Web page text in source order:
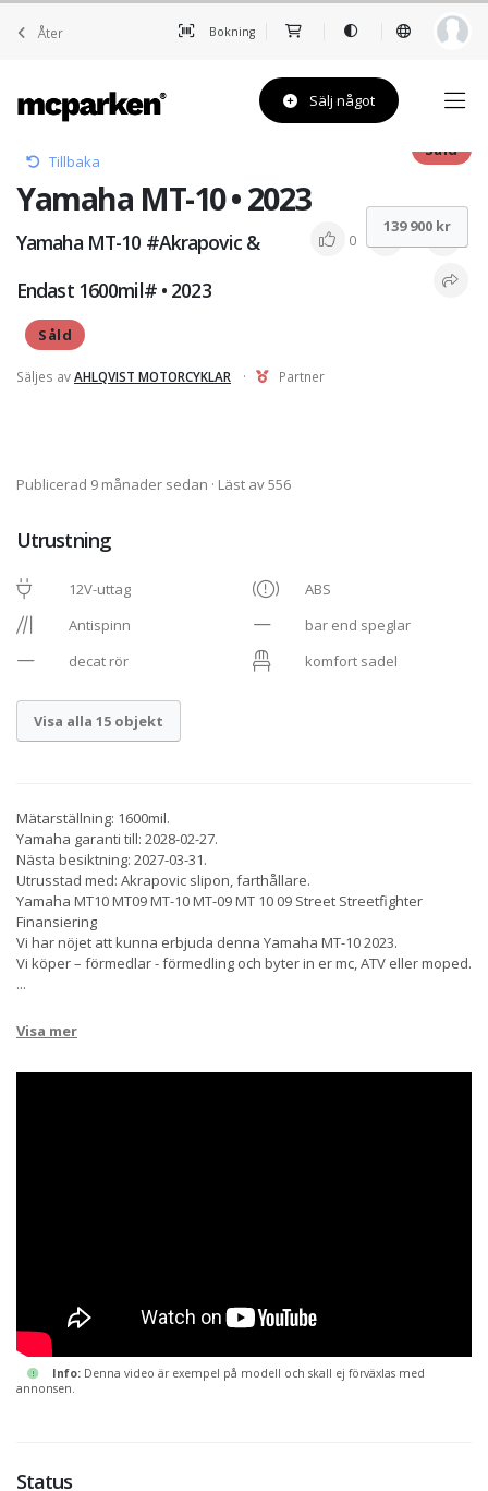
Åter Bokning
Sälj något
Tillbaka
Yamaha MT-10 • 2023
Såld
Yamaha MT-10 #Akrapovic &
Endast 1600mil# • 2023
Såld
0
Säljes avAHLQVIST MOTORCYKLAR · Partner
139 900 kr
Publicerad 9 månader sedan · Läst av 556
Utrustning
12V-uttag
ABS
Antispinn
bar end speglar
decat rör
komfort sadel
Visa alla 15 objekt
Mätarställning: 1600mil.
Yamaha garanti till: 2028-02-27.
Nästa besiktning: 2027-03-31.
Utrusstad med: Akrapovic slipon, farthållare.
Yamaha MT10 MT09 MT-10 MT-09 MT 10 09 Street Streetfighter
Finansiering
Vi har nöjet att kunna erbjuda denna Yamaha MT-10 2023.
Vi köper – förmedlar - förmedling och byter in er mc, ATV eller moped.
...
Visa mer
00:01:32
Info: Denna video är exempel på modell och skall ej förväxlas med
annonsen.
Status